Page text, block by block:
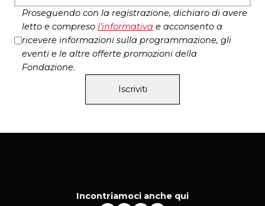
Proseguendo con la registrazione, dichiaro di avere
letto e compreso l’informativa e acconsento a
ricevere informazioni sulla programmazione, gli
eventi e le altre offerte promozioni della
Fondazione.
Iscriviti
Incontriamoci anche qui